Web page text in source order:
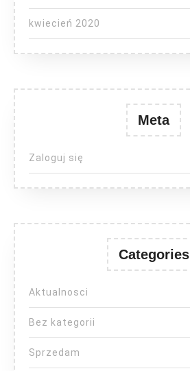
kwiecień 2020
Meta
Zaloguj się
Categories
Aktualnosci
Bez kategorii
Sprzedam